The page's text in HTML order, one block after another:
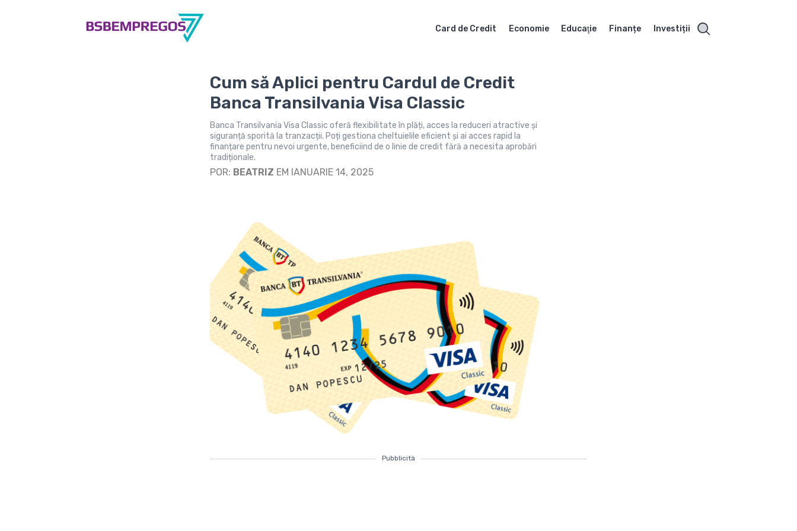
Card de Credit Economie Educaţie Finanțe Investiții
Cum să Aplici pentru Cardul de Credit
Banca Transilvania Visa Classic
Banca Transilvania Visa Classic oferă flexibilitate în plăți, acces la reduceri atractive și
siguranță sporită la tranzacții. Poți gestiona cheltuielile eficient și ai acces rapid la
finanțare pentru nevoi urgente, beneficiind de o linie de credit fără a necesita aprobări
tradiționale.
POR: BEATRIZ EM IANUARIE 14, 2025
Pubblicità